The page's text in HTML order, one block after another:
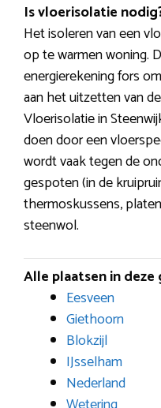
Is vloerisolatie
Het isoleren van een
op te warmen woning.
energierekening fors
aan het uitzetten van
Vloerisolatie in
doen door een
wordt vaak tegen de
gespoten (in de
thermoskussens,
steenwol.
Alle plaatsen in
Eesveen
Giethoorn
Blokzijl
IJsselham
Nederland